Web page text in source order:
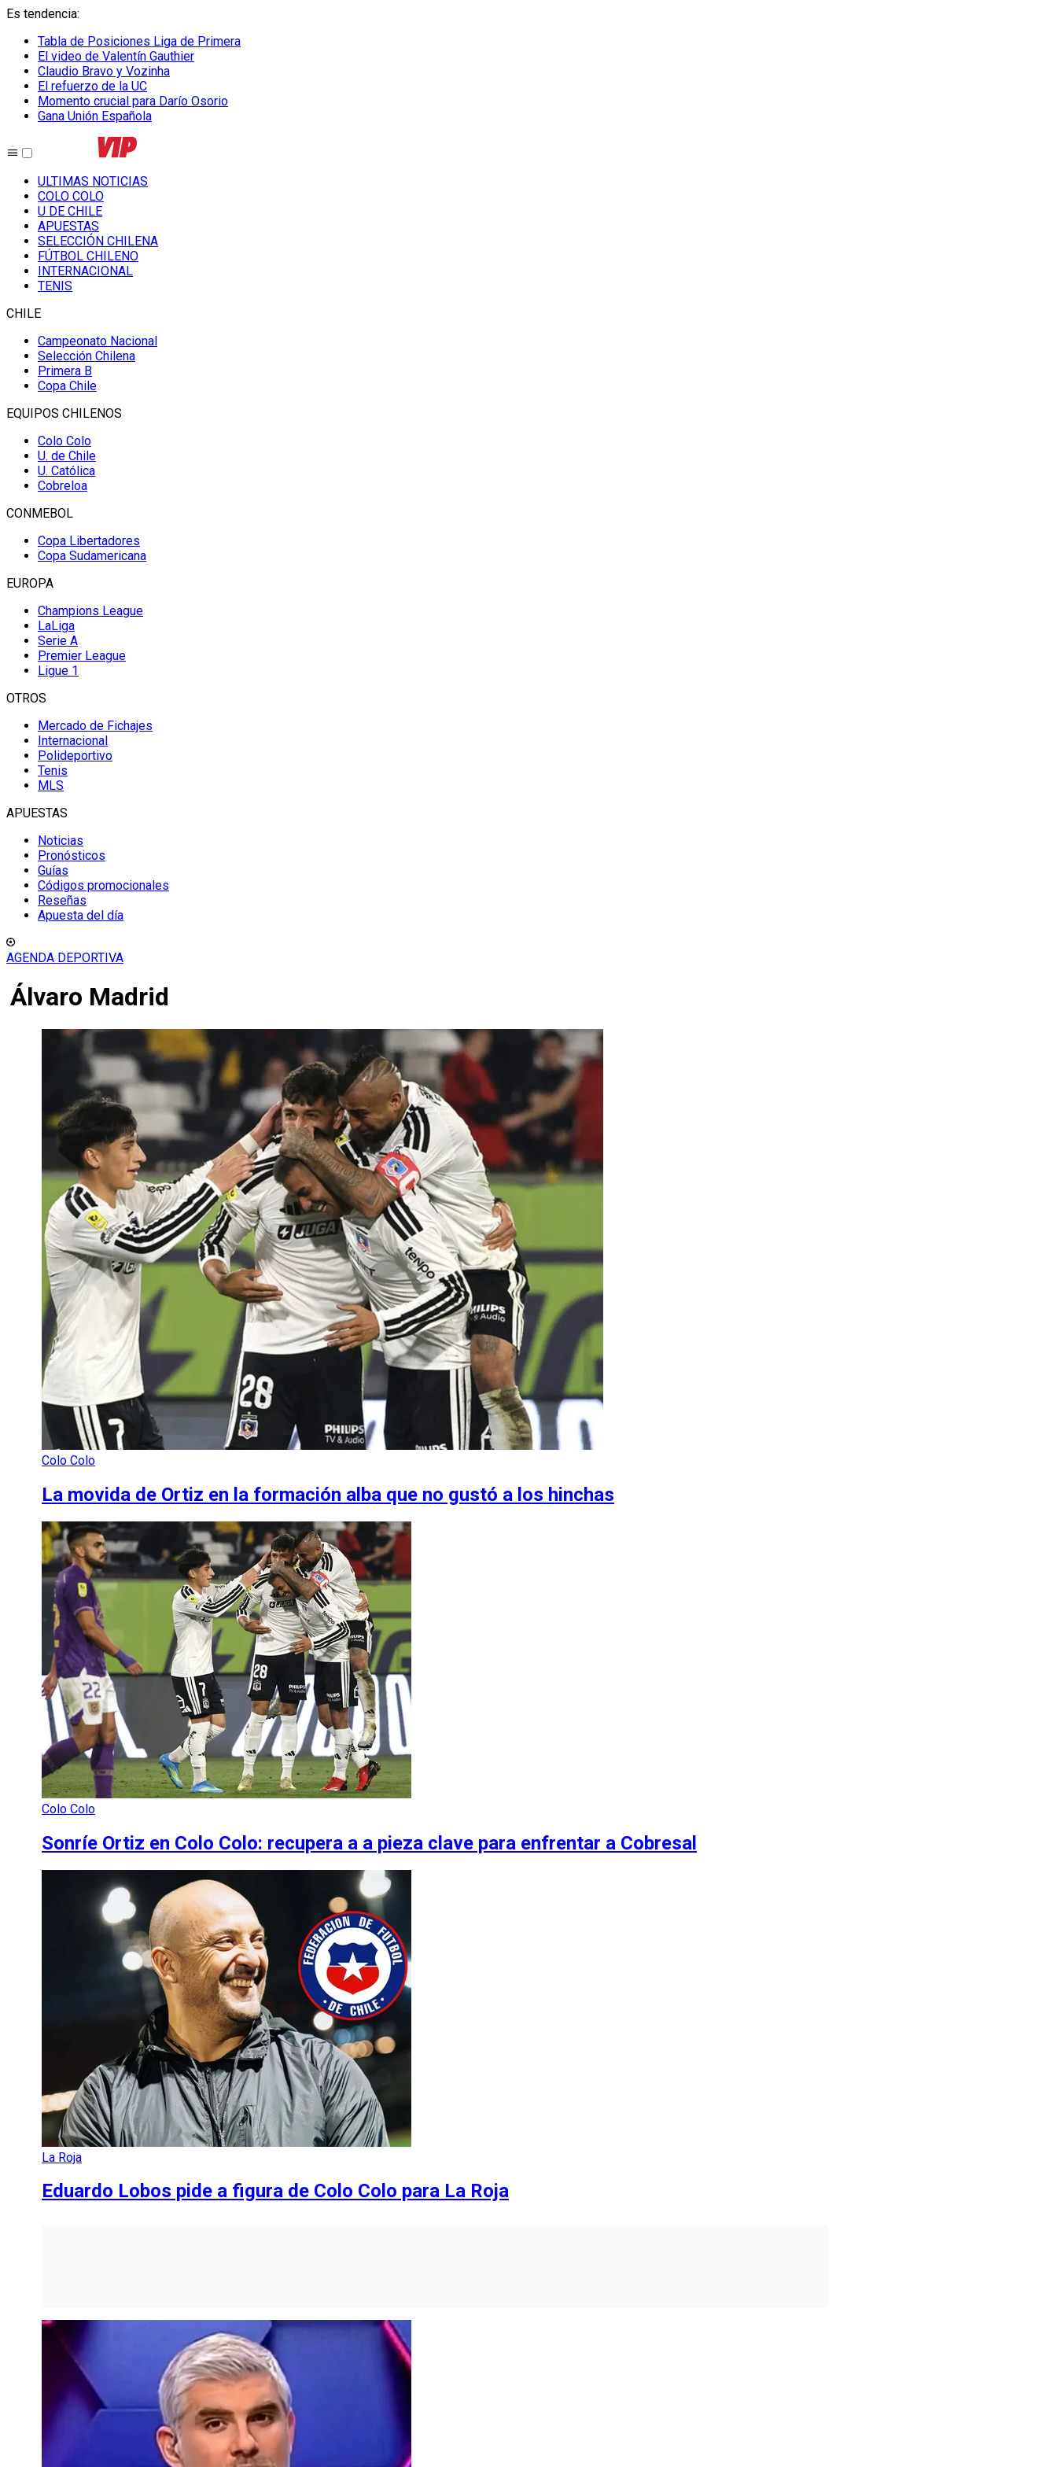
Es tendencia:
Tabla de Posiciones Liga de Primera
El video de Valentín Gauthier
Claudio Bravo y Vozinha
El refuerzo de la UC
Momento crucial para Darío Osorio
Gana Unión Española
ULTIMAS NOTICIAS
COLO COLO
U DE CHILE
APUESTAS
SELECCIÓN CHILENA
FÚTBOL CHILENO
INTERNACIONAL
TENIS
CHILE
Campeonato Nacional
Selección Chilena
Primera B
Copa Chile
EQUIPOS CHILENOS
Colo Colo
U. de Chile
U. Católica
Cobreloa
CONMEBOL
Copa Libertadores
Copa Sudamericana
EUROPA
Champions League
LaLiga
Serie A
Premier League
Ligue 1
OTROS
Mercado de Fichajes
Internacional
Polideportivo
Tenis
MLS
APUESTAS
Noticias
Pronósticos
Guías
Códigos promocionales
Reseñas
Apuesta del día
AGENDA DEPORTIVA
Álvaro Madrid
Colo Colo
La movida de Ortiz en la formación alba que no gustó a los hinchas
Colo Colo
Sonríe Ortiz en Colo Colo: recupera a a pieza clave para enfrentar a Cobresal
La Roja
Eduardo Lobos pide a figura de Colo Colo para La Roja